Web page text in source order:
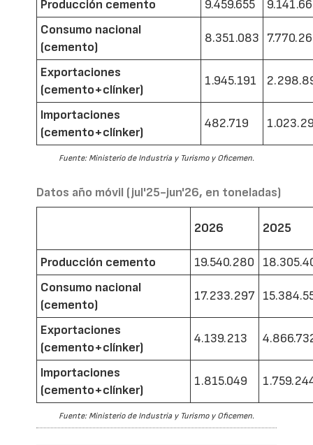
Producción cemento 9.459.655
Consumo nacional
(cemento)
8.351.083
Exportaciones
(cemento+clínker)
1.945.191
Importaciones
(cemento+clínker)
482.719
Fuente: Ministerio de Industria y Turismo y Oficemen.
Datos año móvil (jul'25-jun'26, en toneladas)
2026 2025
Producción cemento 19.540.280
Consumo nacional
(cemento)
17.233.297
Exportaciones
(cemento+clínker)
4.139.213
Importaciones
(cemento+clínker)
1.815.049
Fuente: Ministerio de Industria y Turismo y Oficemen.